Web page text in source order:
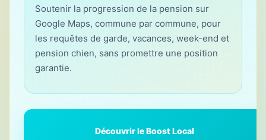
Soutenir la progression de la pension sur
Google Maps, commune par commune, pour
les requêtes de garde, vacances, week-end et
pension chien, sans promettre une position
garantie.
Découvrir le Boost Local